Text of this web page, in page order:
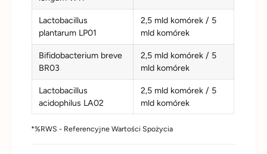
Lactobacillus
plantarum LP01
2,5 mld komórek / 5
mld komórek
Bifidobacterium breve
BR03
2,5 mld komórek / 5
mld komórek
Lactobacillus
acidophilus LA02
2,5 mld komórek / 5
mld komórek
*%RWS - Referencyjne Wartości Spożycia